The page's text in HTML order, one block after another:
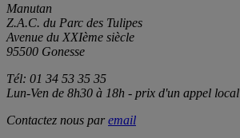
Manutan
Z.A.C. du Parc des Tulipes
Avenue du XXIème siècle
95500 Gonesse
Tél: 01 34 53 35 35
Lun-Ven de 8h30 à 18h - prix d'un appel local
Contactez nous paremail